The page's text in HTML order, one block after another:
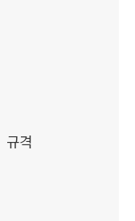
규격